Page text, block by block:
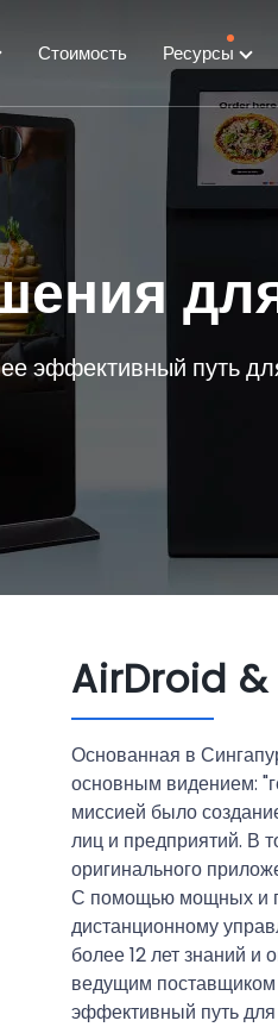
Стоимость Ресурсы
эффективный путь
AirDroid
Основанная в
основным видением:
миссией было
лиц и предприятий. В
оригинального
С помощью мощных и
дистанционному
более 12 лет знаний
ведущим поставщиком
эффективный путь для